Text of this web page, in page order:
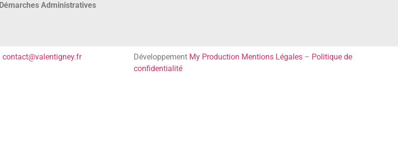
Démarches Administratives
contact@valentigney.fr Développement My Production Mentions Légales– Politique de
confidentialité